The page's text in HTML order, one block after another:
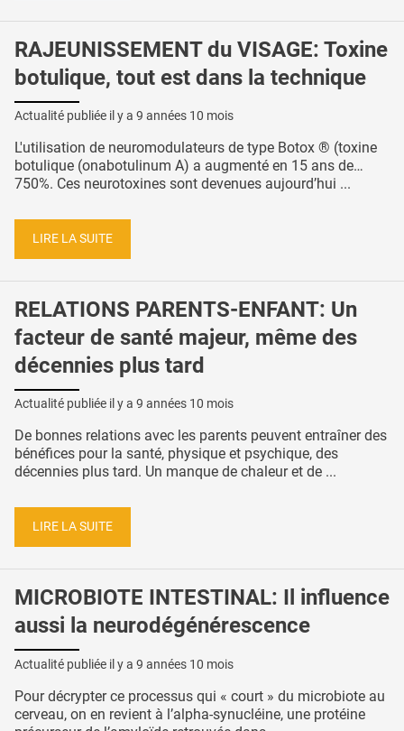
RAJEUNISSEMENT du VISAGE: Toxine
botulique, tout est dans la technique
Actualité publiée il y a 9 années 10 mois
L'utilisation de neuromodulateurs de type Botox ® (toxine
botulique (onabotulinum A) a augmenté en 15 ans de…
750%. Ces neurotoxines sont devenues aujourd’hui ...
LIRE LA SUITE
RELATIONS PARENTS-ENFANT: Un
facteur de santé majeur, même des
décennies plus tard
Actualité publiée il y a 9 années 10 mois
De bonnes relations avec les parents peuvent entraîner des
bénéfices pour la santé, physique et psychique, des
décennies plus tard. Un manque de chaleur et de ...
LIRE LA SUITE
MICROBIOTE INTESTINAL: Il influence
aussi la neurodégénérescence
Actualité publiée il y a 9 années 10 mois
Pour décrypter ce processus qui « court » du microbiote au
cerveau, on en revient à l’alpha-synucléine, une protéine